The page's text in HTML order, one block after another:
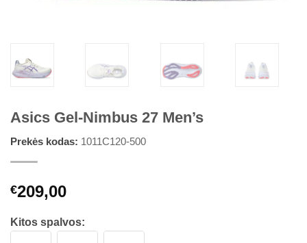
Asics Gel-Nimbus 27 Men’s
Prekės kodas: 1011C120-500
€209,00
Kitos spalvos: